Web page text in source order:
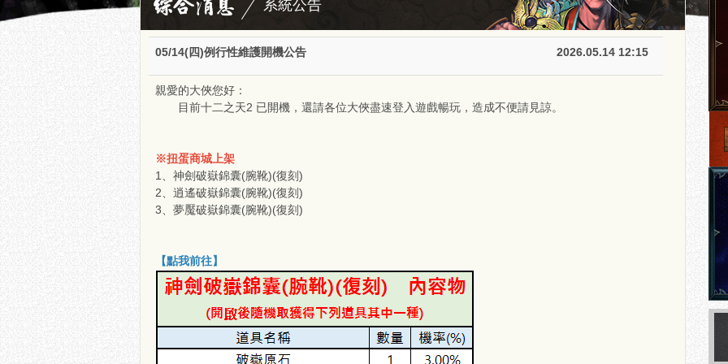
系統公告
05/14(四)例行性維護開機公告 2026.05.14 12:15
親愛的大俠您好：
目前十二之天2 已開機，還請各位大俠盡速登入遊戲暢玩，造成不便請見諒。
※扭蛋商城上架
1、神劍破嶽錦囊(腕靴)(復刻)
2、逍遙破嶽錦囊(腕靴)(復刻)
3、夢魘破嶽錦囊(腕靴)(復刻)
【點我前往】